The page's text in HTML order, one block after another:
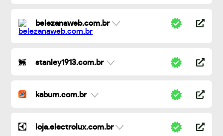
belezanaweb.com.br
stanley1913.com.br
kabum.com.br
loja.electrolux.com.br